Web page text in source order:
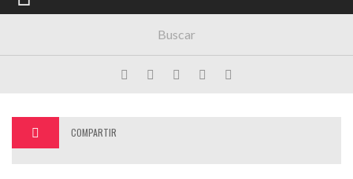
FESTIVALES
EXPOSICIONES
HISTORIAS
COMPARTIR